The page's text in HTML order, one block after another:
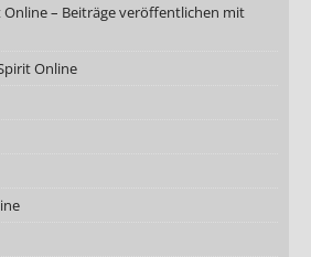
– Beiträge veröffentlichen mit
Online